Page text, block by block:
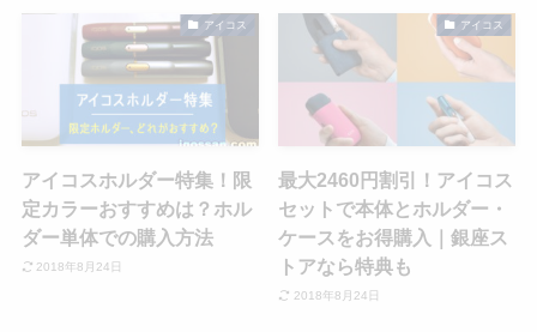
アイコス
アイコスホルダー特集！限
定カラーおすすめは？ホル
ダー単体での購入方法
2018年8月24日
アイコス
最大2460円割引！アイコス
セットで本体とホルダー・
ケースをお得購入｜銀座ス
トアなら特典も
2018年8月24日